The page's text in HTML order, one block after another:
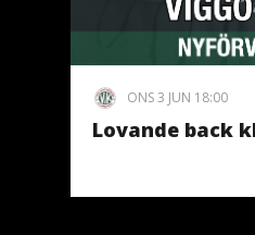
ONS 3 JUN 18:00
Lovande back